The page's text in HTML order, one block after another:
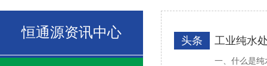
恒通源资讯中心
工业纯水
头条
一、什么是